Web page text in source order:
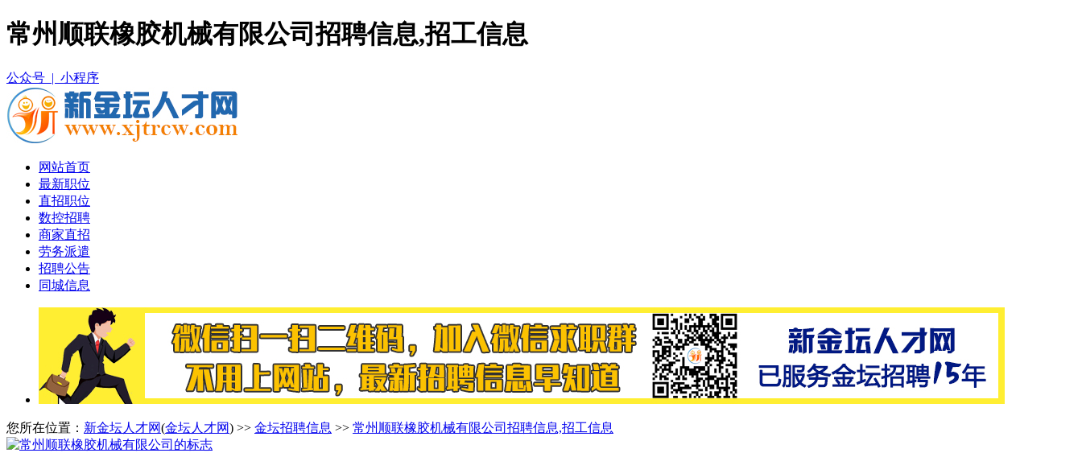
常州顺联橡胶机械有限公司招聘信息,招工信息
公众号 | 小程序
网站首页
最新职位
直招职位
数控招聘
商家直招
劳务派遣
招聘公告
同城信息
您所在位置： 新金坛人才网(金坛人才网) >> 金坛招聘信息 >> 常州顺联橡胶机械有限公司招聘信息,招工信息